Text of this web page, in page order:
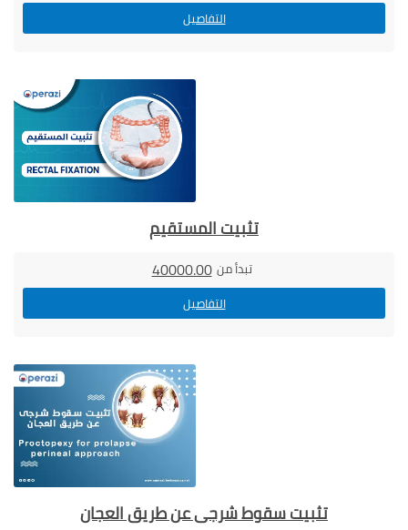
التفاصيل
تثبيت المستقيم
تبدأ من 40000.00
التفاصيل
تثبيت سقوط شرجى عن طريق العجان